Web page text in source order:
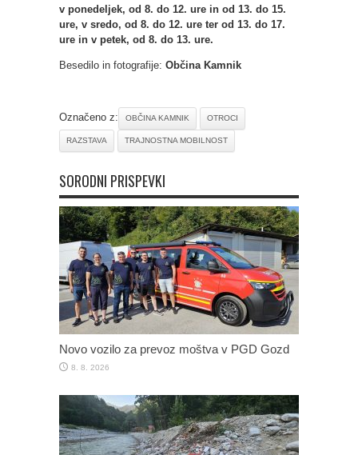
v ponedeljek, od 8. do 12. ure in od 13. do 15.
ure, v sredo, od 8. do 12. ure ter od 13. do 17.
ure in v petek, od 8. do 13. ure.
Besedilo in fotografije: Občina Kamnik
Označeno z: OBČINA KAMNIK OTROCI
RAZSTAVA TRAJNOSTNA MOBILNOST
SORODNI PRISPEVKI
Novo vozilo za prevoz moštva v PGD Gozd
8. 8. 2026